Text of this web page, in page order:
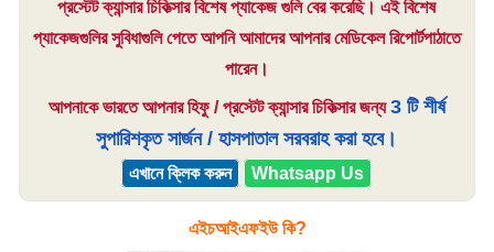
প্রস্টেট ক্যান্সার চিকিত্সার বিশেষ প্যাকেজ গুলি বের করেছি। এই বিশেষ
প্যাকেজগুলির সুবিধাগুলি পেতে আপনি আমাদের আপনার মেডিকেল রিপোর্টপাঠাতে
পারেন।
আপনাকে ভারতে আপনার হিফু / প্রস্টেট ক্যান্সার চিকিত্সার জন্য3 টি শীর্ষ
সুপারিশকৃত সার্জন / হাসপাতাল সরবরাহ করা হবে।
এখানে ক্লিক করুন Whatsapp Us
এইচআইএফইউ কি?